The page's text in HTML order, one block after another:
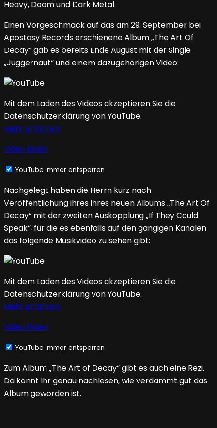
Heavy, Doom und Dark Metal.
Einen Vorgeschmack auf das am 29. September bei
Apostasy Records erschienene Album „The Art Of
Decay“ gab es bereits Ende August mit der Single
„Juggernaut“ und einem dazugehörigen Video:
Mit dem Laden des Videos akzeptieren Sie die
Datenschutzerklärung von YouTube.
Mehr erfahren
Video laden
YouTube immer entsperren
Nachgelegt haben die Herrn kurz nach
Veröffentlichung ihres ihres neuen Albums „The Art Of
Decay“ mit der zweiten Auskopplung „If They Could
Speak“, für die es ebenfalls auf den gängigen Kanälen
das folgende Musikvideo zu sehen gibt:
Mit dem Laden des Videos akzeptieren Sie die
Datenschutzerklärung von YouTube.
Mehr erfahren
Video laden
YouTube immer entsperren
Zum Album „The Art of Decay“ gibt es auch eine Rezi.
Da könnt Ihr genau nachlesen, wie verdammt gut das
Album geworden ist.